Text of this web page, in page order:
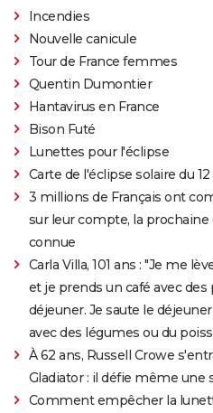
Incendies
Nouvelle canicule
Tour de France femmes
Quentin Dumontier
Hantavirus en France
Bison Futé
Lunettes pour l'éclipse
Carte de l'éclipse solaire du
3 millions de Français ont
sur leur compte, la
connue
Carla Villa, 101 ans : "Je me
et je prends un café avec
déjeuner. Je saute le
avec des légumes ou du
À 62 ans, Russell Crowe
Gladiator : il défie même une
Comment empêcher la